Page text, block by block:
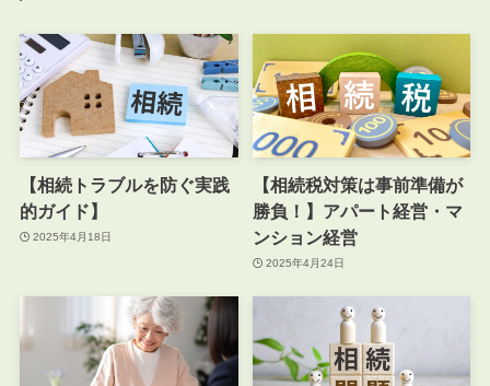
【相続トラブルを防ぐ実践
的ガイド】
2025年4月18日
【相続税対策は事前準備が
勝負！】アパート経営・マ
ンション経営
2025年4月24日